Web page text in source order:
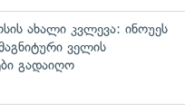
ახალი კვლევა: ინოუეს
ველის
გადაიღო